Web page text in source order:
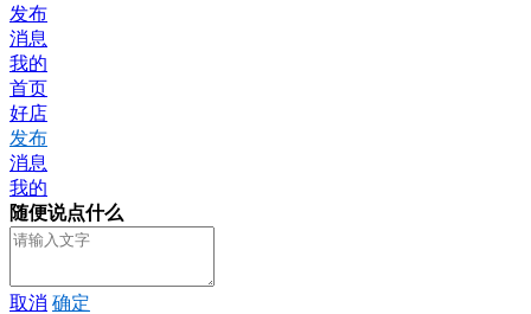
发布
消息
我的
首页
好店
发布
消息
我的
随便说点什么
取消 确定